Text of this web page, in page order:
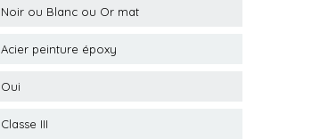
Noir ou Blanc ou Or mat
Acier peinture époxy
Oui
Classe III